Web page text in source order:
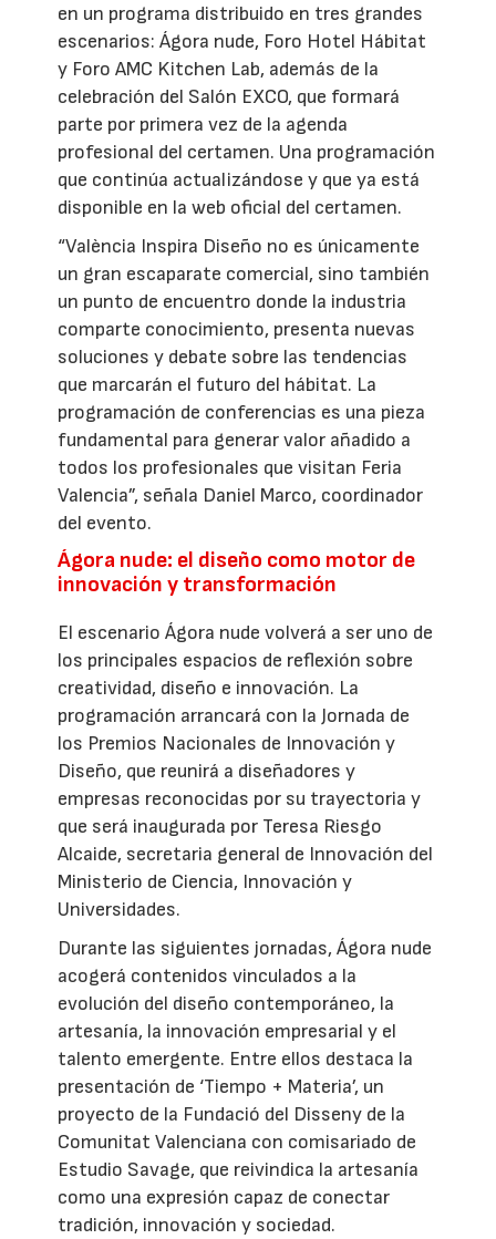
en un programa distribuido en tres grandes
escenarios: Ágora nude, Foro Hotel Hábitat
y Foro AMC Kitchen Lab, además de la
celebración del Salón EXCO, que formará
parte por primera vez de la agenda
profesional del certamen. Una programación
que continúa actualizándose y que ya está
disponible en la web oficial del certamen.
“València Inspira Diseño no es únicamente
un gran escaparate comercial, sino también
un punto de encuentro donde la industria
comparte conocimiento, presenta nuevas
soluciones y debate sobre las tendencias
que marcarán el futuro del hábitat. La
programación de conferencias es una pieza
fundamental para generar valor añadido a
todos los profesionales que visitan Feria
Valencia”, señala Daniel Marco, coordinador
del evento.
Ágora nude: el diseño como motor de
innovación y transformación
El escenario Ágora nude volverá a ser uno de
los principales espacios de reflexión sobre
creatividad, diseño e innovación. La
programación arrancará con la Jornada de
los Premios Nacionales de Innovación y
Diseño, que reunirá a diseñadores y
empresas reconocidas por su trayectoria y
que será inaugurada por Teresa Riesgo
Alcaide, secretaria general de Innovación del
Ministerio de Ciencia, Innovación y
Universidades.
Durante las siguientes jornadas, Ágora nude
acogerá contenidos vinculados a la
evolución del diseño contemporáneo, la
artesanía, la innovación empresarial y el
talento emergente. Entre ellos destaca la
presentación de ‘Tiempo + Materia’, un
proyecto de la Fundació del Disseny de la
Comunitat Valenciana con comisariado de
Estudio Savage, que reivindica la artesanía
como una expresión capaz de conectar
tradición, innovación y sociedad.